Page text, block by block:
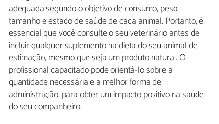
adequada segundo o objetivo de consumo, peso,
tamanho e estado de saúde de cada animal. Portanto, é
essencial que você consulte o seu veterinário antes de
incluir qualquer suplemento na dieta do seu animal de
estimação, mesmo que seja um produto natural. O
profissional capacitado pode orientá-lo sobre a
quantidade necessária e a melhor forma de
administração, para obter um impacto positivo na saúde
do seu companheiro.